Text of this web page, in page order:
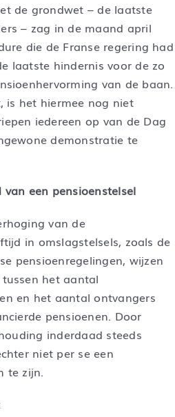
de grondwet – de laatste
– zag in de maand april
die de Franse regering had
laatste hindernis voor de zo
van de baan.
is het hiermee nog niet
iedereen op van de Dag
demonstratie te
een pensioenstelsel
van de
in omslagstelsels, zoals de
pensioenregelingen, wijzen
het aantal
en het aantal ontvangers
pensioenen. Door
inderdaad steeds
niet per se een
te zijn.